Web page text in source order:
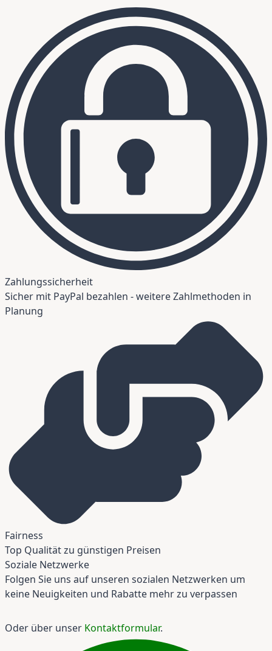
Zahlungssicherheit
Sicher mit PayPal bezahlen - weitere Zahlmethoden in
Planung
Fairness
Top Qualität zu günstigen Preisen
Soziale Netzwerke
Folgen Sie uns auf unseren sozialen Netzwerken um
keine Neuigkeiten und Rabatte mehr zu verpassen
Oder über unser Kontaktformular.